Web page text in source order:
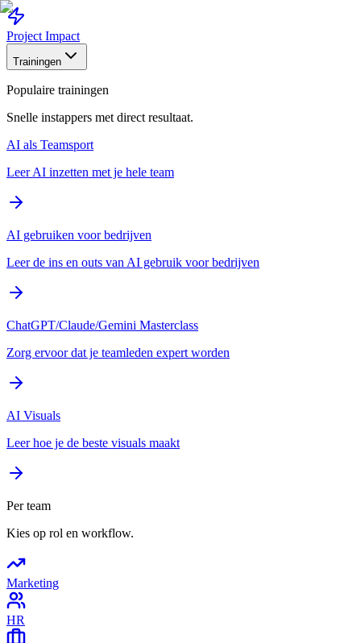
Project Impact
Trainingen
Populaire trainingen
Snelle instappers met direct resultaat.
AI als Teamsport
Leer AI inzetten met je hele team
AI gebruiken voor bedrijven
Leer de ins en outs van AI gebruik voor bedrijven
ChatGPT/Claude/Gemini Masterclass
Zorg ervoor dat je teamleden expert worden
AI Visuals
Leer hoe je de beste visuals maakt
Per team
Kies op rol en workflow.
Marketing
HR